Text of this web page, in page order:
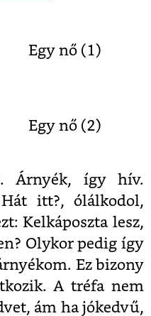
(1)
(2)
Árnyék, így hív.
itt?, ólálkodol,
Kelkáposzta lesz,
Olykor pedig így
Ez bizony
A tréfa nem
ám ha jókedvű,